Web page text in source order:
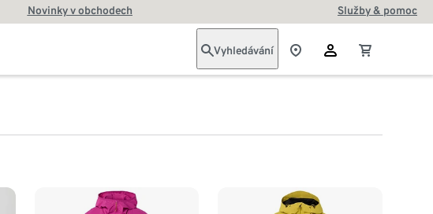
Novinky v obchodech Služby & pomoc
Vyhledávání